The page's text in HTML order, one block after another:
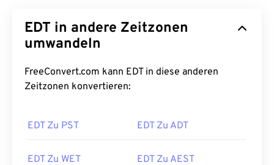
EDT in andere Zeitzonen
umwandeln
FreeConvert.com kann EDT in diese anderen
Zeitzonen konvertieren:
EDT Zu PST EDT Zu ADT
EDT Zu WET EDT Zu AEST